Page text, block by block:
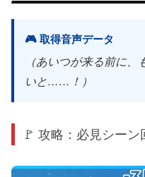
🎮 取得音声データ
（あいつが来る前に
いと……！）
🚩 攻略：必見シー